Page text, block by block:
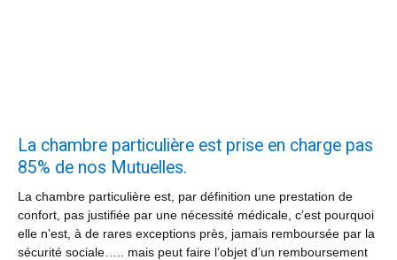
La chambre particulière est prise en charge pas
85% de nos Mutuelles.
La chambre particulière est, par définition une prestation de
confort, pas justifiée par une nécessité médicale, c’est pourquoi
elle n’est, à de rares exceptions près, jamais remboursée par la
sécurité sociale….. mais peut faire l’objet d’un remboursement